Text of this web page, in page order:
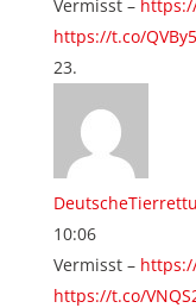
Vermisst –
https://t.co/
10:06
Vermisst –
https://t.co/